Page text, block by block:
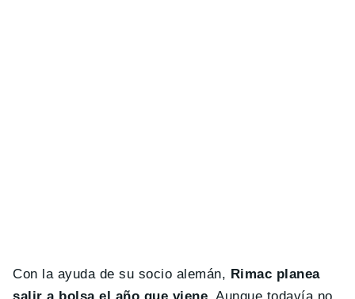
Con la ayuda de su socio alemán, Rimac planea